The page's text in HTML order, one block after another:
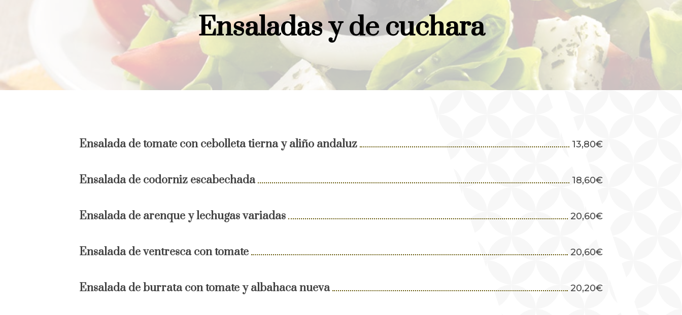
Ensaladas y de cuchara
Ensalada de tomate con cebolleta tierna y aliño andaluz 13,80€
Ensalada de codorniz escabechada 18,60€
Ensalada de arenque y lechugas variadas 20,60€
Ensalada de ventresca con tomate 20,60€
Ensalada de burrata con tomate y albahaca nueva 20,20€